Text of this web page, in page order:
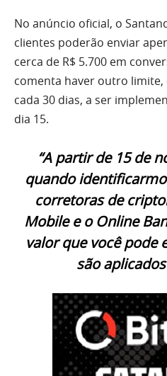
No anúncio oficial, o
clientes poderão enviar
cerca de R$ 5.700 em
comenta haver outro limite,
cada 30 dias, a ser
dia 15.
“A partir de 15 de
quando
corretoras de
Mobile e o Online
valor que você pode
são